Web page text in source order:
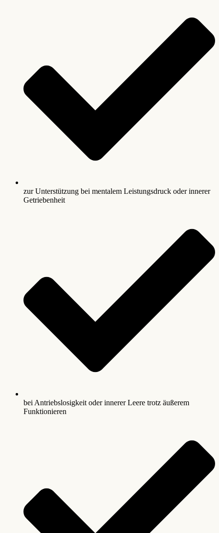
zur Unterstützung bei mentalem Leistungsdruck oder innerer
Getriebenheit
bei Antriebslosigkeit oder innerer Leere trotz äußerem
Funktionieren